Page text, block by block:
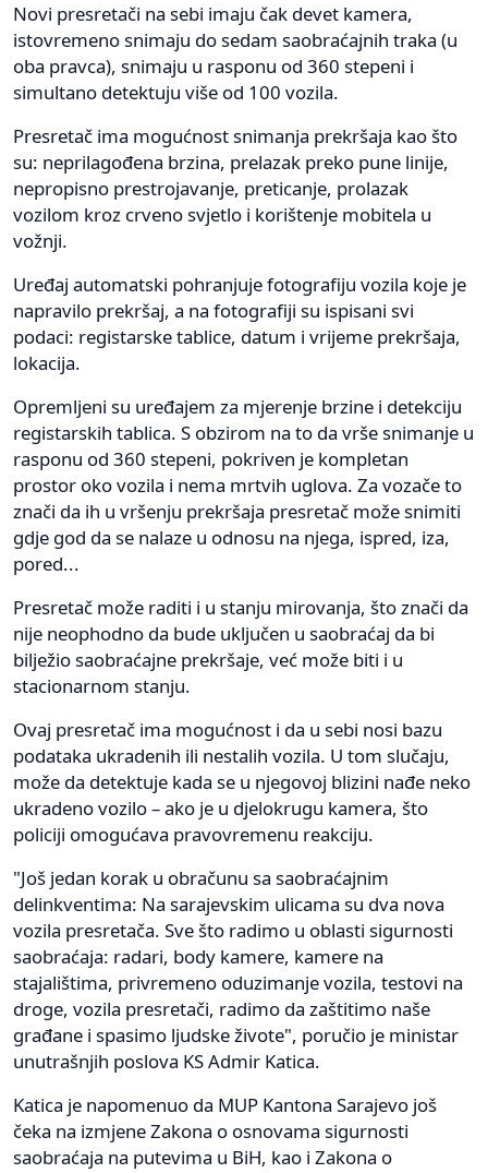
Novi presretači na sebi imaju čak devet kamera,
istovremeno snimaju do sedam saobraćajnih traka (u
oba pravca), snimaju u rasponu od 360 stepeni i
simultano detektuju više od 100 vozila.
Presretač ima mogućnost snimanja prekršaja kao što
su: neprilagođena brzina, prelazak preko pune linije,
nepropisno prestrojavanje, preticanje, prolazak
vozilom kroz crveno svjetlo i korištenje mobitela u
vožnji.
Uređaj automatski pohranjuje fotografiju vozila koje je
napravilo prekršaj, a na fotografiji su ispisani svi
podaci: registarske tablice, datum i vrijeme prekršaja,
lokacija.
Opremljeni su uređajem za mjerenje brzine i detekciju
registarskih tablica. S obzirom na to da vrše snimanje u
rasponu od 360 stepeni, pokriven je kompletan
prostor oko vozila i nema mrtvih uglova. Za vozače to
znači da ih u vršenju prekršaja presretač može snimiti
gdje god da se nalaze u odnosu na njega, ispred, iza,
pored...
Presretač može raditi i u stanju mirovanja, što znači da
nije neophodno da bude uključen u saobraćaj da bi
bilježio saobraćajne prekršaje, već može biti i u
stacionarnom stanju.
Ovaj presretač ima mogućnost i da u sebi nosi bazu
podataka ukradenih ili nestalih vozila. U tom slučaju,
može da detektuje kada se u njegovoj blizini nađe neko
ukradeno vozilo – ako je u djelokrugu kamera, što
policiji omogućava pravovremenu reakciju.
"Još jedan korak u obračunu sa saobraćajnim
delinkventima: Na sarajevskim ulicama su dva nova
vozila presretača. Sve što radimo u oblasti sigurnosti
saobraćaja: radari, body kamere, kamere na
stajalištima, privremeno oduzimanje vozila, testovi na
droge, vozila presretači, radimo da zaštitimo naše
građane i spasimo ljudske živote", poručio je ministar
unutrašnjih poslova KS Admir Katica.
Katica je napomenuo da MUP Kantona Sarajevo još
čeka na izmjene Zakona o osnovama sigurnosti
saobraćaja na putevima u BiH, kao i Zakona o